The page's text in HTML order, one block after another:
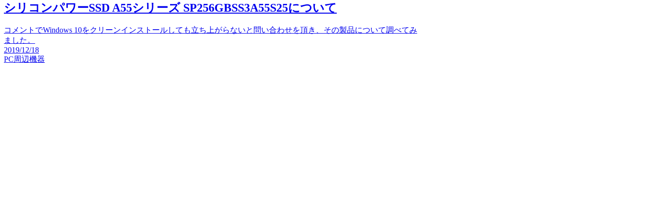
シリコンパワーSSD A55シリーズ SP256GBSS3A55S25について
コメントでWindows 10をクリーンインストールしても立ち上がらないと問い合わせを頂き、その製品について調べてみ
ました。
2019/12/18
PC周辺機器